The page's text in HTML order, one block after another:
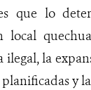
que lo
la
y